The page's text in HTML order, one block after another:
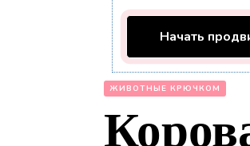
Начать
ЖИВОТНЫЕ КРЮЧКОМ